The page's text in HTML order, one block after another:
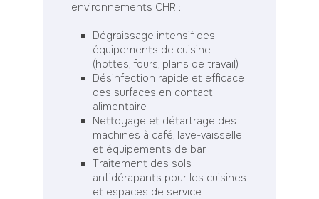
environnements CHR :
Dégraissage intensif des
équipements de cuisine
(hottes, fours, plans de travail)
Désinfection rapide et efficace
des surfaces en contact
alimentaire
Nettoyage et détartrage des
machines à café, lave-vaisselle
et équipements de bar
Traitement des sols
antidérapants pour les cuisines
et espaces de service